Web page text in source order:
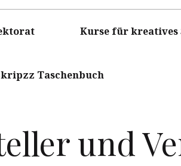
Kurse für kreatives
Taschenbuch
und